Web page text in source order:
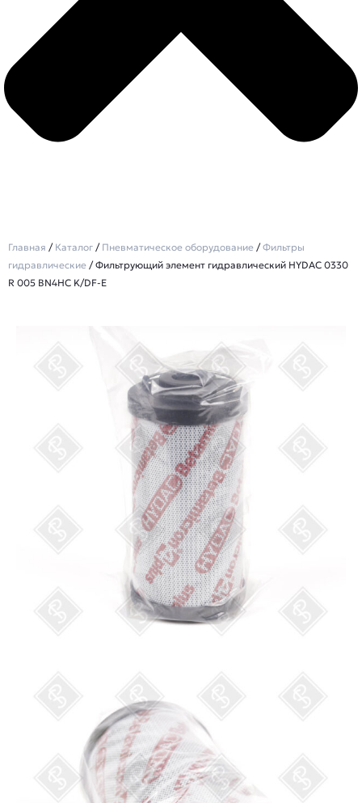
Главная / Каталог / Пневматическое оборудование /Фильтры
гидравлические / Фильтрующий элемент гидравлический HYDAC 0330
R 005 BN4HC K/DF-E